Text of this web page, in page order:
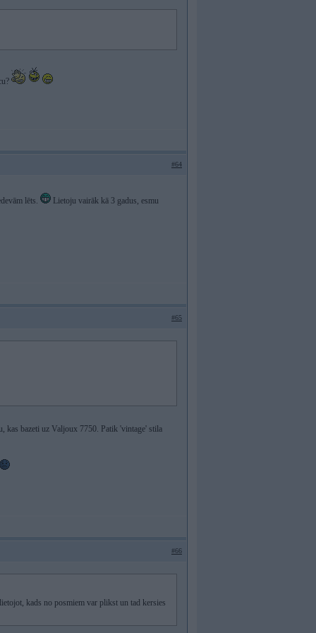
#64
lēts.
Lietoju vairāk kā 3 gadus, esmu
#65
kas bazeti uz Valjoux 7750. Patik 'vintage' stila
#66
kads no posmiem var plikst un tad kersies